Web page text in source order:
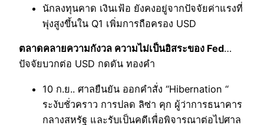
นักลงทุนคาด เงินเฟ้อ ยังคงอยู่จากปัจจัยค่าแรงที่
พุ่งสูงขึ้นใน Q1 เพิ่มการถือครอง USD
ตลาดคลายความกังวล ความไม่เป็นอิสระของ Fed…
ปัจจัยบวกต่อ USD กดดัน ทองคำ
10 ก.ย.. ศาลยืนยัน ออกคำสั่ง “Hibernation “
ระงับชั่วคราว การปลด ลิซ่า คุก ผู้ว่าการธนาคาร
กลางสหรัฐ และรับเป็นคดีเพื่อพิจารณาต่อไปศาล